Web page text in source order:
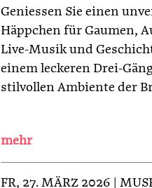
Geniessen Sie einen
Häppchen für Gaumen,
Live-Musik und
einem leckeren Drei-
stilvollen Ambiente der
FR, 27. MÄRZ 2026 |